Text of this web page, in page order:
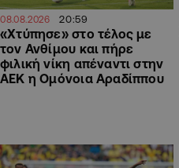
08.08.2026 20:59
«Χτύπησε» στο τέλος με
τον Ανθίμου και πήρε
φιλική νίκη απέναντι στην
ΑΕΚ η Ομόνοια Αραδίππου